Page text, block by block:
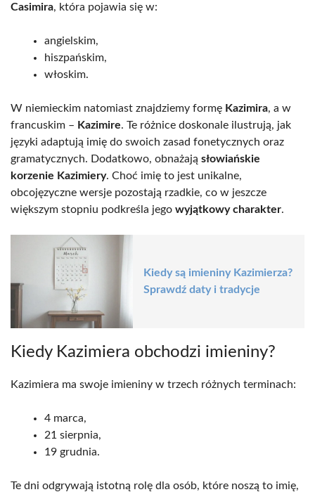
Casimira, która pojawia się w:
angielskim,
hiszpańskim,
włoskim.
W niemieckim natomiast znajdziemy formę Kazimira, a w
francuskim – Kazimire. Te różnice doskonale ilustrują, jak
języki adaptują imię do swoich zasad fonetycznych oraz
gramatycznych. Dodatkowo, obnażają słowiańskie
korzenie Kazimiery. Choć imię to jest unikalne,
obcojęzyczne wersje pozostają rzadkie, co w jeszcze
większym stopniu podkreśla jego wyjątkowy charakter.
Kiedy są imieniny Kazimierza?
Sprawdź daty i tradycje
Kiedy Kazimiera obchodzi imieniny?
Kazimiera ma swoje imieniny w trzech różnych terminach:
4 marca,
21 sierpnia,
19 grudnia.
Te dni odgrywają istotną rolę dla osób, które noszą to imię,